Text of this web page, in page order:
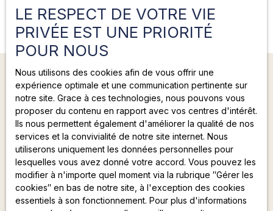
Propulsé par
+33 4 26 18 97 92
9 rue Louis Saulnier
69330 Meyzieu
LE RESPECT DE VOTRE VIE
PRIVÉE EST UNE PRIORITÉ
POUR NOUS
Nous utilisons des cookies afin de vous offrir une
expérience optimale et une communication pertinente sur
notre site. Grace à ces technologies, nous pouvons vous
proposer du contenu en rapport avec vos centres d'intérêt.
Ils nous permettent également d'améliorer la qualité de nos
services et la convivialité de notre site internet. Nous
utiliserons uniquement les données personnelles pour
lesquelles vous avez donné votre accord. Vous pouvez les
modifier à n'importe quel moment via la rubrique ″Gérer les
cookies″ en bas de notre site, à l'exception des cookies
essentiels à son fonctionnement. Pour plus d'informations